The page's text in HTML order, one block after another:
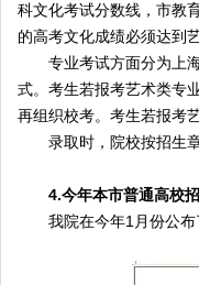
科文化考试分数线，市教
的高考文化成绩必须达到
专业考试方面分为上海
式。考生若报考艺术类专
再组织校考。考生若报考
录取时，院校按招生章
4.今年本市普通高校
我院在今年1月份公布